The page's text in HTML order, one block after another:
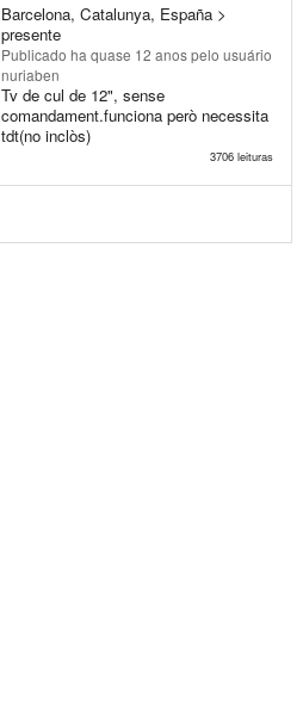
Barcelona, Catalunya, España >
presente
Publicado ha quase 12 anospelo usuário
nuriaben
Tv de cul de 12", sense
comandament.funciona però necessita
tdt(no inclòs)
3706 leituras